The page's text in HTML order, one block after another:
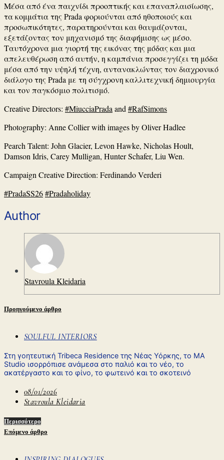
Μέσα από ένα παιχνίδι προοπτικής και επαναπλαισίωσης,
τα κομμάτια της Prada φοριούνται από ηθοποιούς και
προσωπικότητες, παρατηρούνται και θαυμάζονται,
εξετάζοντας τον μηχανισμό της διαφήμισης ως μέσο.
Ταυτόχρονα μια γιορτή της εικόνας της μόδας και μια
απελευθέρωση από αυτήν, η καμπάνια προσεγγίζει τη μόδα
μέσα από την υψηλή τέχνη, αντανακλώντας τον διαχρονικό
διάλογο της Prada με τη σύγχρονη καλλιτεχνική δημιουργία
και τον παγκόσμιο πολιτισμό.
Creative Directors: #MiucciaPradaand#RafSimons
Photography: Anne Collier with images by Oliver Hadlee
Pearch Talent: John Glacier, Levon Hawke, Nicholas Hoult,
Damson Idris, Carey Mulligan, Hunter Schafer, Liu Wen.
CampaignCreative Direction: Ferdinando Verderi
#PradaSS26#Pradaholiday
Author
Stavroula Kleidaria
Προηγούμενο άρθρο
SOULFUL INTERIORS
Στη γοητευτική Tribeca Residence της Νέας Υόρκης, το MA
Studio ισορρόπισε ανάμεσα στο παλιό και το νέο, το
ακατέργαστο και το φίνο, το φωτεινό και το σκοτεινό
08/01/2026
Stavroula Kleidaria
Περισσότερο
Επόμενο άρθρο